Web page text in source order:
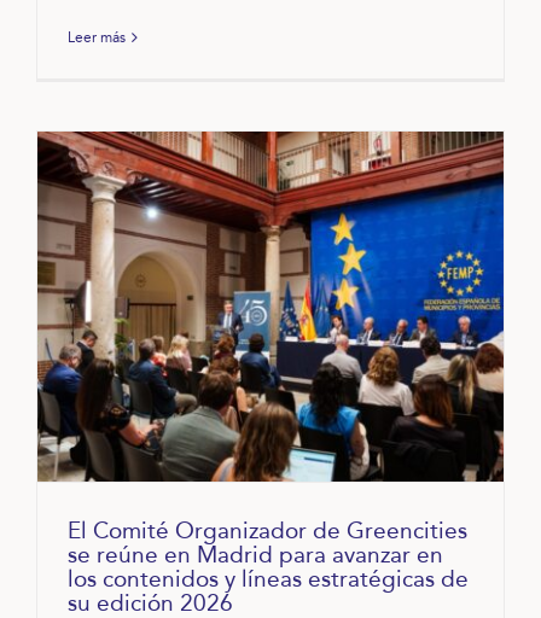
Leer más
El Comité Organizador de Greencities
se reúne en Madrid para avanzar en
los contenidos y líneas estratégicas de
su edición 2026